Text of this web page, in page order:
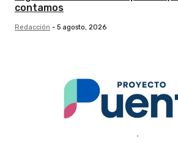
contamos
Redacción - 5 agosto, 2026
.